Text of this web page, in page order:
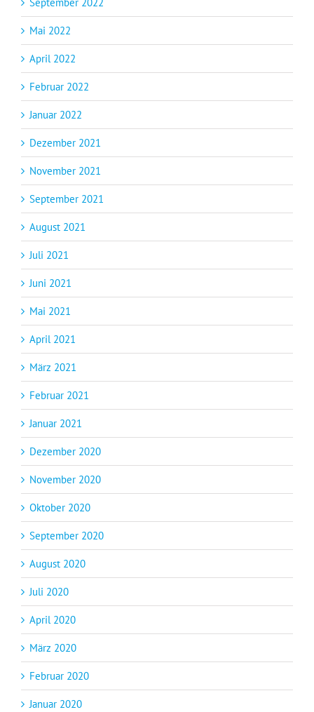
Mai 2022
April 2022
Februar 2022
Januar 2022
Dezember 2021
November 2021
September 2021
August 2021
Juli 2021
Juni 2021
Mai 2021
April 2021
März 2021
Februar 2021
Januar 2021
Dezember 2020
November 2020
Oktober 2020
September 2020
August 2020
Juli 2020
April 2020
März 2020
Februar 2020
Januar 2020